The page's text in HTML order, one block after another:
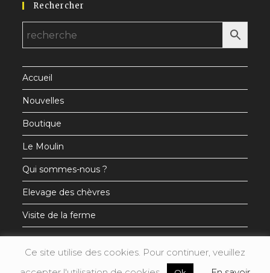
dans
un
nouvel
dans
un
nouvel
dans
un
Rechercher
Accueil
Nouvelles
Boutique
Le Moulin
Qui sommes-nous ?
Elevage des chèvres
Visite de la ferme
Ce site utilise des cookies. Pour continuer, veuillez